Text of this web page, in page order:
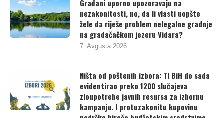
Građani uporno upozoravaju na
nezakonitosti, no, da li vlasti uopšte
žele da riješe problem nelegalne gradnje
na gradačačkom jezeru Vidara?
7. Avgusta 2026.
Ništa od poštenih izbora: TI BiH do sada
evidentirao preko 1200 slučajeva
zloupotrebe javnih resursa za izbornu
kampanju. I protuzakonitu kupovinu